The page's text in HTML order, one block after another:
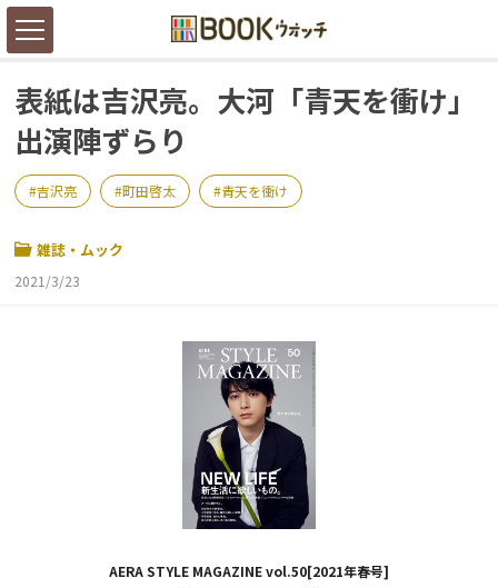
表紙は吉沢亮。大河「青天を衝け」
出演陣ずらり
吉沢亮 町田啓太 青天を衝け
雑誌・ムック
2021/3/23
AERA STYLE MAGAZINE vol.50[2021年春号]